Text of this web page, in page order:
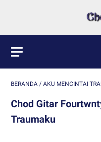
BERANDA / AKU MENCINTAI
Chod Gitar
Traumaku